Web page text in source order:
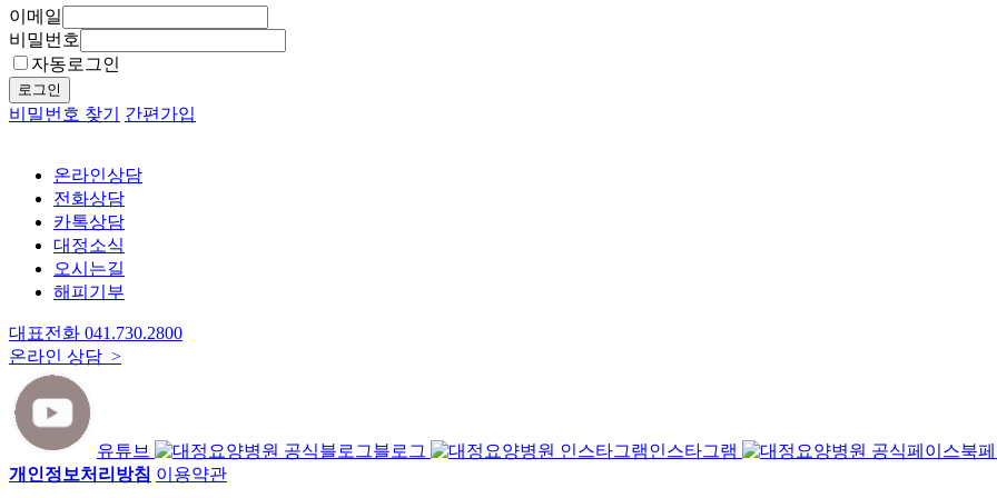
이메일
비밀번호
자동로그인
로그인
비밀번호 찾기 간편가입
온라인상담
전화상담
카톡상담
대정소식
오시는길
해피기부
대표전화 041.730.2800
온라인 상담 >
유튜브 블로그 인스타그램
개인정보처리방침 이용약관